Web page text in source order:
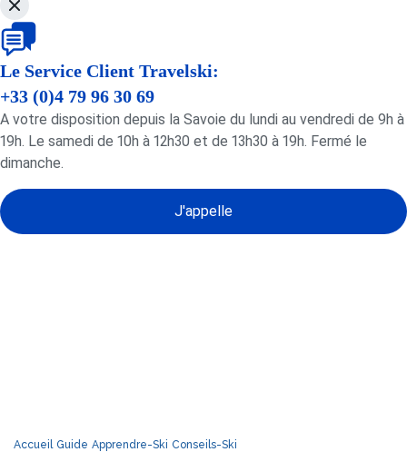
Le Service Client Travelski:
+33 (0)4 79 96 30 69
A votre disposition depuis la Savoie du lundi au vendredi de 9h à
19h. Le samedi de 10h à 12h30 et de 13h30 à 19h. Fermé le
dimanche.
J'appelle
Accueil Guide Apprendre-Ski Conseils-Ski